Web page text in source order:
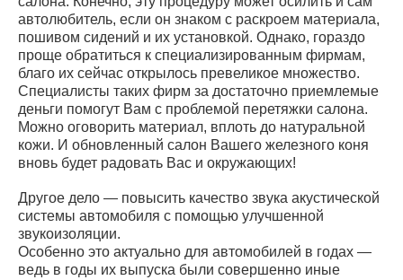
автолюбитель, если он знаком с раскроем материала,
пошивом сидений и их установкой. Однако, гораздо
проще обратиться к специализированным фирмам,
благо их сейчас открылось превеликое множество.
Специалисты таких фирм за достаточно приемлемые
деньги помогут Вам с проблемой перетяжки салона.
Можно оговорить материал, вплоть до натуральной
кожи. И обновленный салон Вашего железного коня
вновь будет радовать Вас и окружающих!
Другое дело — повысить качество звука акустической
системы автомобиля с помощью улучшенной
звукоизоляции.
Особенно это актуально для автомобилей в годах —
ведь в годы их выпуска были совершенно иные